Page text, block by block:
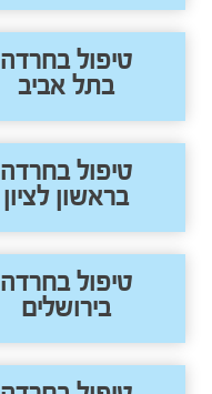
טיפול בחרדה
בתל אביב
טיפול בחרדה
בראשון לציון
טיפול בחרדה
בירושלים